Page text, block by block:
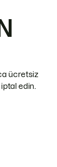
ücretsiz
edin.